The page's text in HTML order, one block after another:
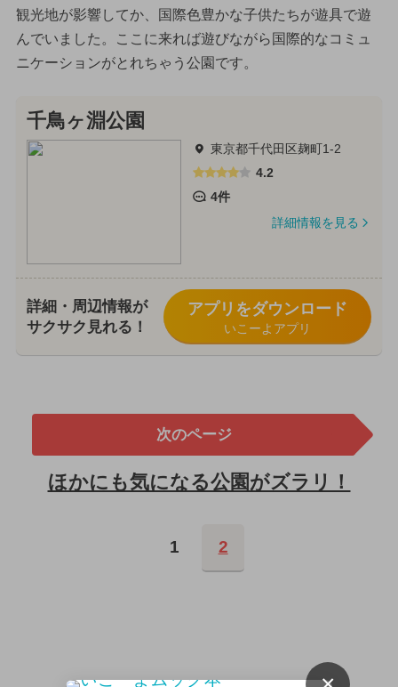
観光地が影響してか、国際色豊かな子供たちが遊具で遊
んでいました。ここに来れば遊びながら国際的なコミュ
ニケーションがとれちゃう公園です。
千鳥ヶ淵公園
東京都千代田区麹町1-2
4.2
4件
詳細情報を見る
詳細・周辺情報が
サクサク見れる！
アプリをダウンロード
いこーよアプリ
次のページ
ほかにも気になる公園がズラリ！
1 2